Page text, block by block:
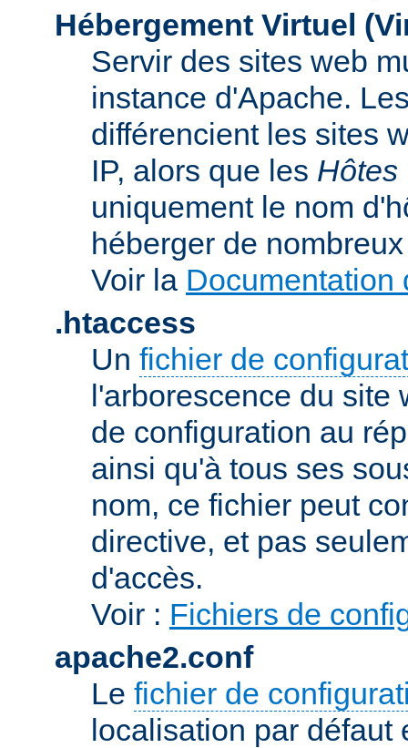
Hébergement Virtuel
Servir des sites web
instance d'Apache.
différencient les sites
IP, alors que les Hôtes
uniquement le nom
héberger de
Voir la Documentation
.htaccess
Un fichier de
l'arborescence du
de configuration au
ainsi qu'à tous ses
nom, ce fichier peut
directive, et pas
d'accès.
Voir : Fichiers de
apache2.conf
Le fichier de
localisation par défaut